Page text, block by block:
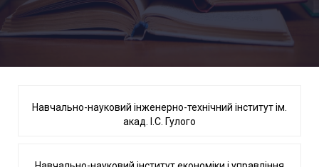
Навчально-науковий інженерно-технічний інститут ім.
акад. І.С. Гулого